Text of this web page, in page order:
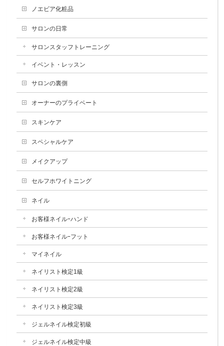
ノエビア化粧品
サロンの日常
サロンスタッフトレーニング
イベント・レッスン
サロンの裏側
オーナーのプライベート
スキンケア
スペシャルケア
メイクアップ
セルフホワイトニング
ネイル
お客様ネイルｰハンド
お客様ネイルｰフット
マイネイル
ネイリスト検定1級
ネイリスト検定2級
ネイリスト検定3級
ジェルネイル検定初級
ジェルネイル検定中級